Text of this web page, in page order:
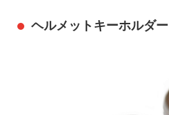
ヘルメットキーホルダー